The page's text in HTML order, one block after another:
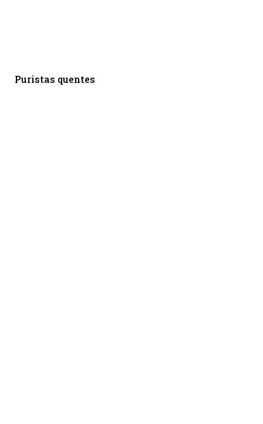
Puristas quentes